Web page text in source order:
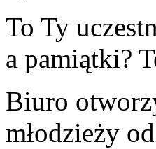
To Ty
a pamiątki?
Biuro
młodzieży